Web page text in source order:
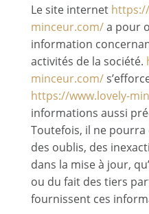
Le site internet
minceur.com/a pour
information
activités de la société.
minceur.com/
https://www.lovely-
informations aussi
Toutefois, il ne
des oublis, des
dans la mise à jour,
ou du fait des tiers
fournissent ces